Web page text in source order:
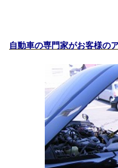
自動車の専門家がお客様の